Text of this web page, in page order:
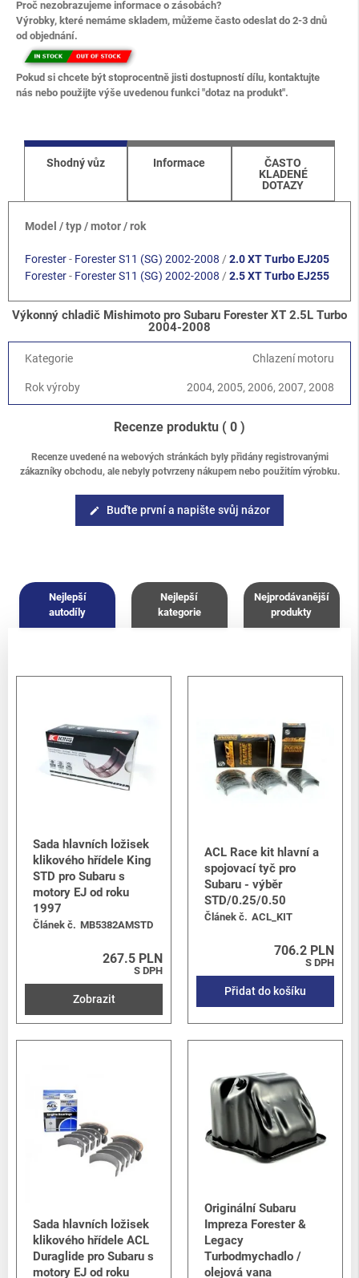
Proč nezobrazujeme informace o zásobách?
Výrobky, které nemáme skladem, můžeme často odeslat do 2-3 dnů
od objednání.
Pokud si chcete být stoprocentně jisti dostupností dílu, kontaktujte
nás nebo použijte výše uvedenou funkci "dotaz na produkt".
Shodný vůz Informace
ČASTO
KLADENÉ
DOTAZY
Model / typ / motor / rok
Forester- Forester S11 (SG) 2002-2008 /2.0 XT Turbo EJ205
Forester- Forester S11 (SG) 2002-2008 /2.5 XT Turbo EJ255
Výkonný chladič Mishimoto pro Subaru Forester XT 2.5L Turbo
2004-2008
Kategorie Chlazení motoru
Rok výroby 2004, 2005, 2006, 2007, 2008
Recenze produktu ( 0 )
Recenze uvedené na webových stránkách byly přidány registrovanými
zákazníky obchodu, ale nebyly potvrzeny nákupem nebo použitím výrobku.
edit Buďte první a napište svůj názor
Nejlepší
autodíly
Nejlepší
kategorie
Nejprodávanější
produkty
Sada hlavních ložisek
klikového hřídele King
STD pro Subaru s
motory EJ od roku
1997
Článek č. MB5382AMSTD
267.5 PLN
S DPH
Zobrazit
ACL Race kit hlavní a
spojovací tyč pro
Subaru - výběr
STD/0.25/0.50
Článek č. ACL_KIT
706.2 PLN
S DPH
Přidat do košíku
Sada hlavních ložisek
klikového hřídele ACL
Duraglide pro Subaru s
motory EJ od roku
Originální Subaru
Impreza Forester &
Legacy
Turbodmychadlo /
olejová vana